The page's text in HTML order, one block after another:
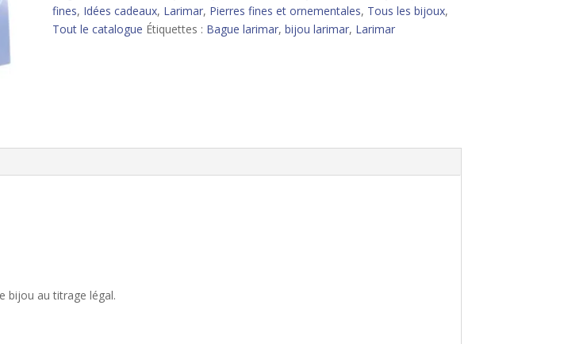
fines, Idées cadeaux, Larimar, Pierres fines et ornementales, Tous les bijoux,
Tout le catalogue Étiquettes : Bague larimar, bijou larimar, Larimar
bijou au titrage légal.